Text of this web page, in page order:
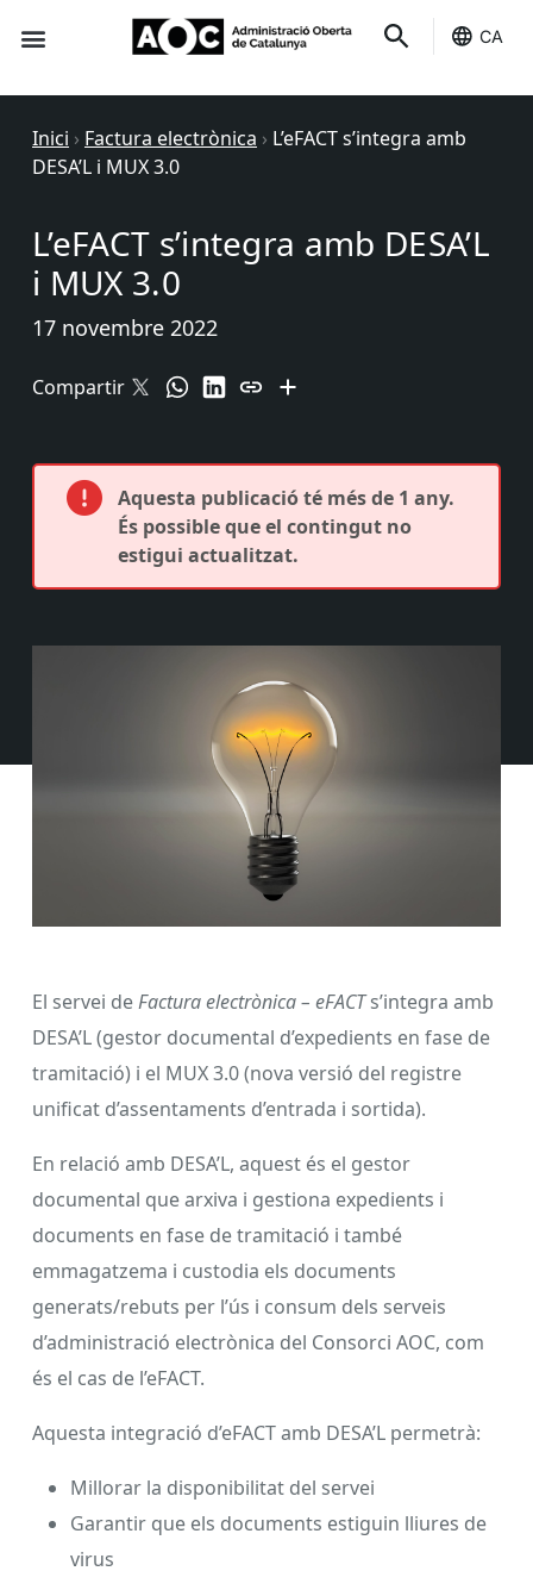
CA
Inici › Factura electrònica › L’eFACT s’integra amb
DESA’L i MUX 3.0
L’eFACT s’integra amb DESA’L
i MUX 3.0
17 novembre 2022
Compartir
Aquesta publicació té més de 1 any.
És possible que el contingut no
estigui actualitzat.
El servei deFactura electrònica – eFACTs’integra amb
DESA’L (gestor documental d’expedients en fase de
tramitació) i el MUX 3.0 (nova versió del registre
unificat d’assentaments d’entrada i sortida).
En relació amb DESA’L, aquest és el gestor
documental que arxiva i gestiona expedients i
documents en fase de tramitació i també
emmagatzema i custodia els documents
generats/rebuts per l’ús i consum dels serveis
d’administració electrònica del Consorci AOC, com
és el cas de l’eFACT.
Aquesta integració d’eFACT amb DESA’L permetrà:
Millorar la disponibilitat del servei
Garantir que els documents estiguin lliures de
virus